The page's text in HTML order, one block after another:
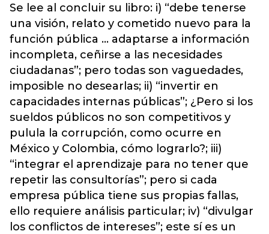
Se lee al concluir su libro: i) “debe tenerse
una visión, relato y cometido nuevo para la
función pública … adaptarse a información
incompleta, ceñirse a las necesidades
ciudadanas”; pero todas son vaguedades,
imposible no desearlas; ii) “invertir en
capacidades internas públicas”; ¿Pero si los
sueldos públicos no son competitivos y
pulula la corrupción, como ocurre en
México y Colombia, cómo lograrlo?; iii)
“integrar el aprendizaje para no tener que
repetir las consultorías”; pero si cada
empresa pública tiene sus propias fallas,
ello requiere análisis particular; iv) “divulgar
los conflictos de intereses”; este sí es un